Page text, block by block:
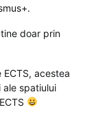
doar prin
acestea
spatiului